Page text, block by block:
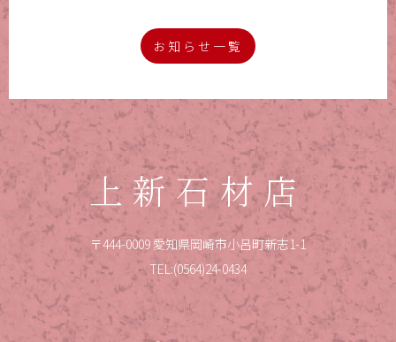
お知らせ一覧
上新石材店
〒444-0009 愛知県岡崎市小呂町新志1-1
TEL:(0564)24-0434